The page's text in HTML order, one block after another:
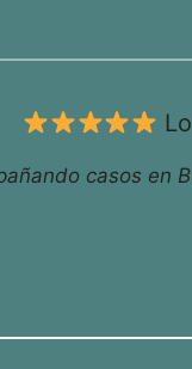
casos en